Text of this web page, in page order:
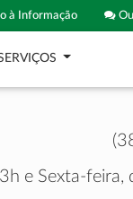
à Informação
e Sexta-feira,